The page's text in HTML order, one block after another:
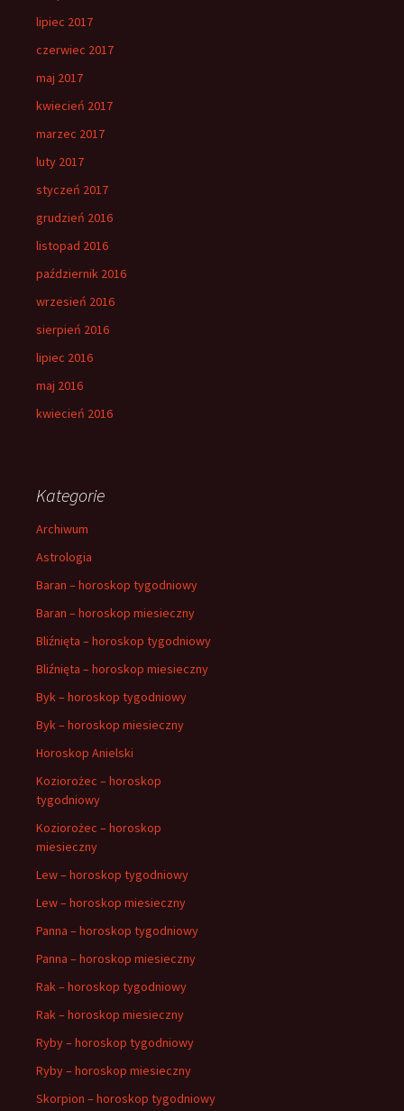
lipiec 2017
czerwiec 2017
maj 2017
kwiecień 2017
marzec 2017
luty 2017
styczeń 2017
grudzień 2016
listopad 2016
październik 2016
wrzesień 2016
sierpień 2016
lipiec 2016
maj 2016
kwiecień 2016
Kategorie
Archiwum
Astrologia
Baran – horoskop tygodniowy
Baran – horoskop miesieczny
Bliźnięta – horoskop tygodniowy
Bliźnięta – horoskop miesieczny
Byk – horoskop tygodniowy
Byk – horoskop miesieczny
Horoskop Anielski
Koziorożec – horoskop
tygodniowy
Koziorożec – horoskop
miesieczny
Lew – horoskop tygodniowy
Lew – horoskop miesieczny
Panna – horoskop tygodniowy
Panna – horoskop miesieczny
Rak – horoskop tygodniowy
Rak – horoskop miesieczny
Ryby – horoskop tygodniowy
Ryby – horoskop miesieczny
Skorpion – horoskop tygodniowy